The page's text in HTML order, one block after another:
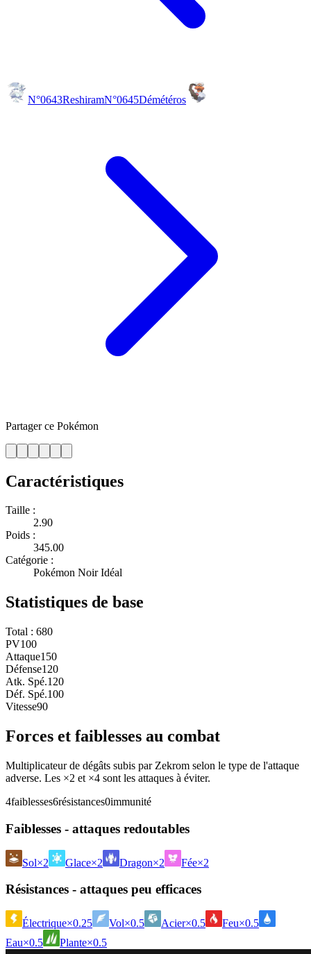
N°0643ReshiramN°0645Démétéros
Partager ce Pokémon
Caractéristiques
Taille :
2.90
Poids :
345.00
Catégorie :
Pokémon Noir Idéal
Statistiques de base
Total : 680
PV100
Attaque150
Défense120
Atk. Spé.120
Déf. Spé.100
Vitesse90
Forces et faiblesses au combat
Multiplicateur de dégâts subis par Zekrom selon le type de l'attaque
adverse. Les ×2 et ×4 sont les attaques à éviter.
4faiblesses6résistances0immunité
Faiblesses - attaques redoutables
Sol×2 Glace×2 Dragon×2 Fée×2
Résistances - attaques peu efficaces
Électrique×0.25 Vol×0.5 Acier×0.5 Feu×0.5
Eau×0.5 Plante×0.5